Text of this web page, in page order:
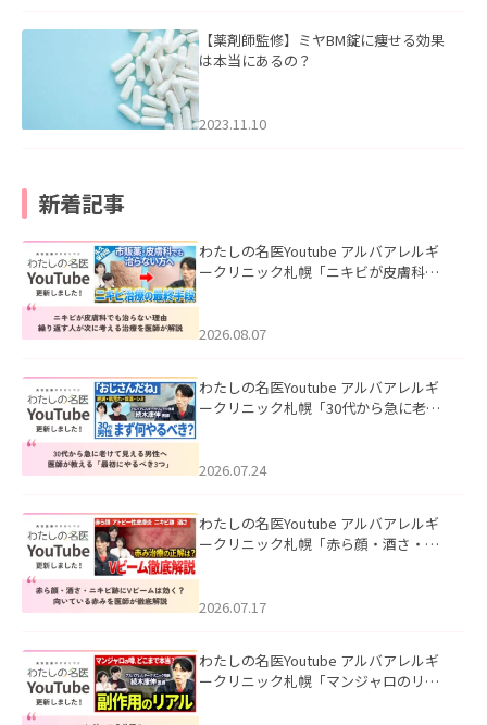
【薬剤師監修】ミヤBM錠に痩せる効果
は本当にあるの？
2023.11.10
新着記事
わたしの名医Youtube アルバアレルギ
ークリニック札幌「ニキビが皮膚科で
ました。
2026.08.07
わたしの名医Youtube アルバアレルギ
ークリニック札幌「30代から急に老け
た。
2026.07.24
わたしの名医Youtube アルバアレルギ
ークリニック札幌「赤ら顔・酒さ・ニ
した。
2026.07.17
わたしの名医Youtube アルバアレルギ
ークリニック札幌「マンジャロのリア